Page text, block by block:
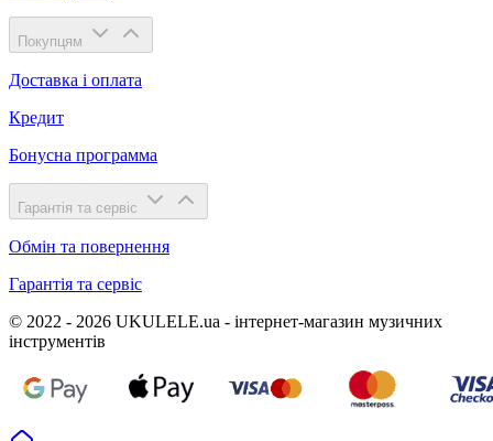
Покупцям
Доставка і оплата
Кредит
Бонусна программа
Гарантія та сервіс
Обмін та повернення
Гарантія та сервіс
© 2022 - 2026 UKULELE.ua - інтернет-магазин музичних
інструментів